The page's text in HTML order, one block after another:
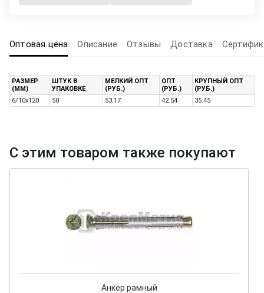
Оптовая цена Описание Отзывы Доставка
РАЗМЕР
(ММ)
ШТУК В
УПАКОВКЕ
МЕЛКИЙ ОПТ
(РУБ.)
ОПТ
(РУБ.)
КРУПНЫЙ ОПТ
(РУБ.)
6/10x120
50 53.17 42.54 35.45
С этим товаром также покупают
Анкер рамный